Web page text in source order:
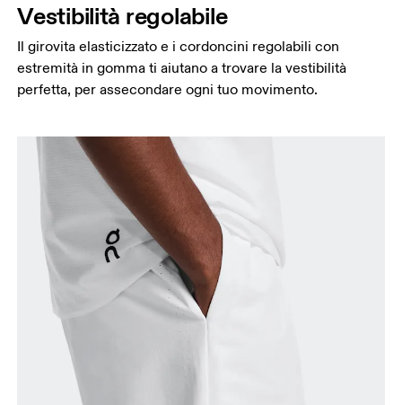
Vestibilità regolabile
Il girovita elasticizzato e i cordoncini regolabili con
estremità in gomma ti aiutano a trovare la vestibilità
perfetta, per assecondare ogni tuo movimento.